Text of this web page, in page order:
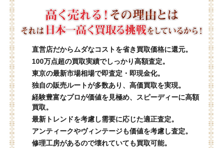
直営店だからムダなコストを省き買取価格に還元。
100万点超の買取実績でしっかり高額査定。
東京の最新市場相場で即査定・即現金化。
独自の販売ルートが多数あり、高価買取を実現。
経験豊富なプロが価値を見極め、スピーディーに高額
買取。
最新トレンドを考慮し需要に応じた適正査定。
アンティークやヴィンテージも価値を考慮し査定。
修理工房があるので壊れていても買取可能。